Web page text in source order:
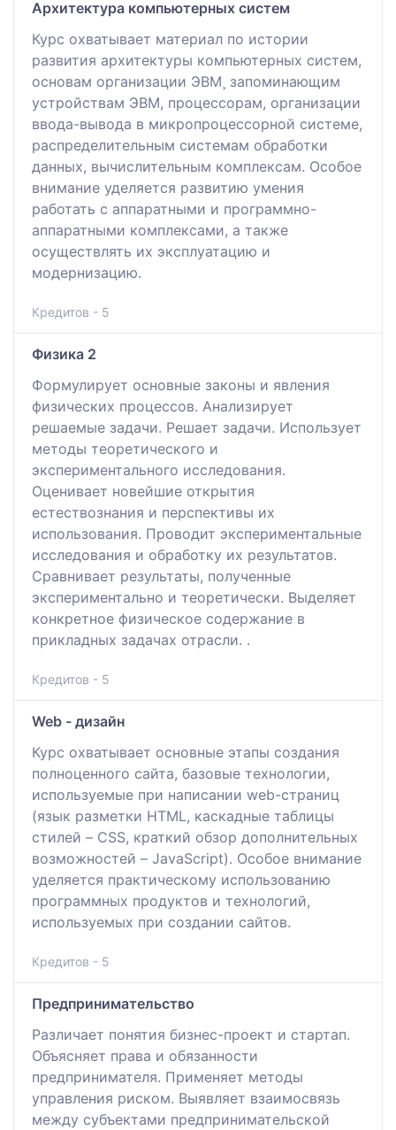
Архитектура компьютерных систем
Курс охватывает материал по истории
развития архитектуры компьютерных систем,
основам организации ЭВМ¸ запоминающим
устройствам ЭВМ, процессорам, организации
ввода-вывода в микропроцессорной системе,
распределительным системам обработки
данных, вычислительным комплексам. Особое
внимание уделяется развитию умения
работать с аппаратными и программно-
аппаратными комплексами, а также
осуществлять их эксплуатацию и
модернизацию.
Кредитов - 5
Физика 2
Формулирует основные законы и явления
физических процессов. Анализирует
решаемые задачи. Решает задачи. Использует
методы теоретического и
экспериментального исследования.
Оценивает новейшие открытия
естествознания и перспективы их
использования. Проводит экспериментальные
исследования и обработку их результатов.
Сравнивает результаты, полученные
экспериментально и теоретически. Выделяет
конкретное физическое содержание в
прикладных задачах отрасли. .
Кредитов - 5
Web - дизайн
Курс охватывает основные этапы создания
полноценного сайта, базовые технологии,
используемые при написании web-страниц
(язык разметки HTML, каскадные таблицы
стилей – CSS, краткий обзор дополнительных
возможностей – JavaScript). Особое внимание
уделяется практическому использованию
программных продуктов и технологий,
используемых при создании сайтов.
Кредитов - 5
Предпринимательство
Различает понятия бизнес-проект и стартап.
Объясняет права и обязанности
предпринимателя. Применяет методы
управления риском. Выявляет взаимосвязь
между субъектами предпринимательской